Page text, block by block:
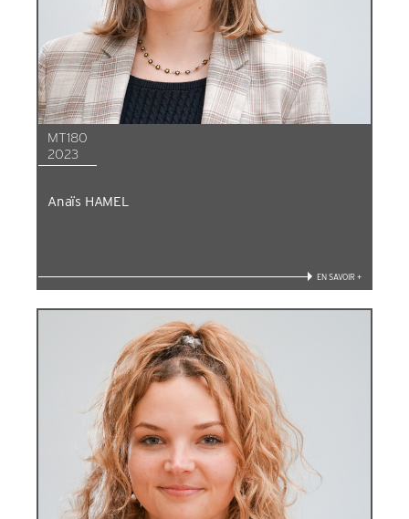
MT180
2023
Anaïs HAMEL
EN SAVOIR +